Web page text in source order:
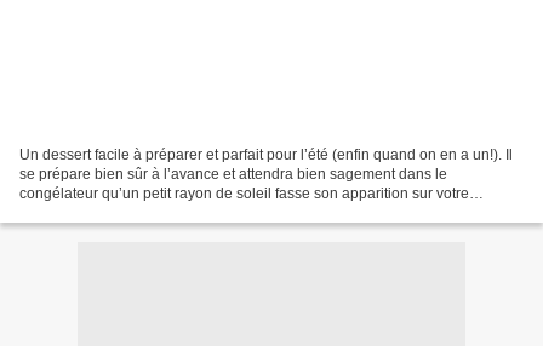
Un dessert facile à préparer et parfait pour l’été (enfin quand on en a un!). Il
se prépare bien sûr à l’avance et attendra bien sagement dans le
congélateur qu’un petit rayon de soleil fasse son apparition sur votre